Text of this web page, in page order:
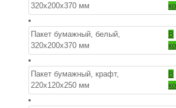
320х200х370 мм
Пакет бумажный, белый,
320х200х370 мм
В
Пакет бумажный, крафт,
220х120х250 мм
В